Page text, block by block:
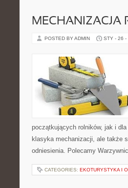
MECHANIZACJA
POSTED BY ADMIN STY - 26 -
początkujących rolników, jak i
klasyka mechanizacji, ale także
odniesienia. Polecamy
CATEGORIES: EKOTURYSTYKA I